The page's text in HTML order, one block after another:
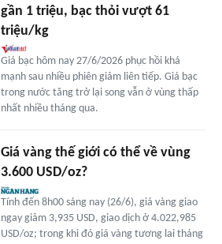
gần 1 triệu, bạc thỏi vượt 61
triệu/kg
Giá bạc hôm nay 27/6/2026 phục hồi khá
mạnh sau nhiều phiên giảm liên tiếp. Giá bạc
trong nước tăng trở lại song vẫn ở vùng thấp
nhất nhiều tháng qua.
Giá vàng thế giới có thể về vùng
3.600 USD/oz?
Tính đến 8h00 sáng nay (26/6), giá vàng giao
ngay giảm 3,935 USD, giao dịch ở 4.022,985
USD/oz; trong khi đó giá vàng tương lai tháng